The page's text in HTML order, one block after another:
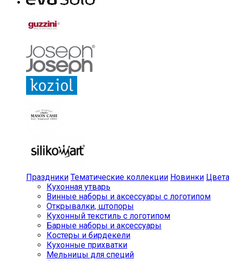
Праздники Тематические коллекции Новинки Цвета
Кухонная утварь
Винные наборы и аксессуары с логотипом
Открывалки, штопоры
Кухонный текстиль с логотипом
Барные наборы и аксессуары
Костеры и бирдекели
Кухонные прихватки
Мельницы для специй